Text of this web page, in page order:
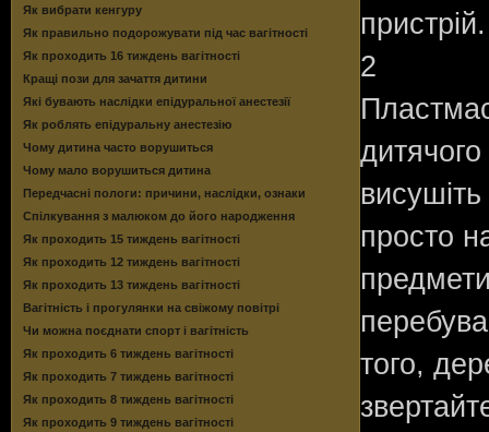
Як вибрати кенгуру
Як правильно подорожувати під час вагітності
Як проходить 16 тиждень вагітності
Кращі пози для зачаття дитини
Які бувають наслідки епідуральної анестезії
Як роблять епідуральну анестезію
Чому дитина часто ворушиться
Чому мало ворушиться дитина
Передчасні пологи: причини, наслідки, ознаки
Спілкування з малюком до його народження
Як проходить 15 тиждень вагітності
Як проходить 12 тиждень вагітності
Як проходить 13 тиждень вагітності
Вагітність і прогулянки на свіжому повітрі
Чи можна поєднати спорт і вагітність
Як проходить 6 тиждень вагітності
Як проходить 7 тиждень вагітності
Як проходить 8 тиждень вагітності
Як проходить 9 тиждень вагітності
2
просто
того,